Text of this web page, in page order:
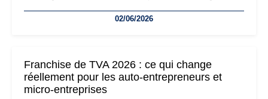
les auto-entrepreneurs devront s'adapter à un environnement
02/06/2026
Franchise de TVA 2026 : ce qui change
réellement pour les auto-entrepreneurs et
micro-entreprises